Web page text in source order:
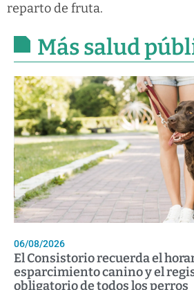
reparto de fruta.
Más salud
06/08/2026
El Consistorio recuerda el
esparcimiento canino y el
obligatorio de todos los perros